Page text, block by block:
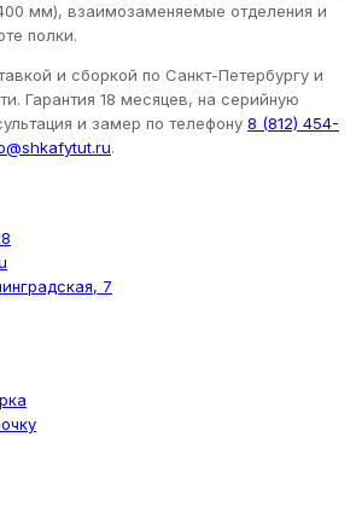
мм), взаимозаменяемые отделения и
полки.
и сборкой по Санкт-Петербургу и
Гарантия 18 месяцев, на серийную
и замер по телефону 8 (812) 454-
.
7